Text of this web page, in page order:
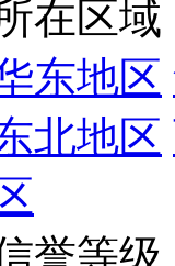
在区域
东地区
北地区
誉等级